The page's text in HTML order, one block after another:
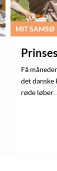
MIT SAMSØ
Få
det danske
røde løber…